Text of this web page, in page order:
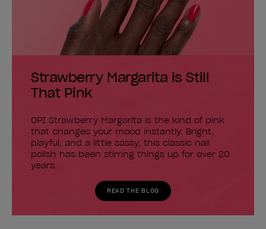
Strawberry Margarita is Still
That Pink
OPI Strawberry Margarita is the kind of pink
that changes your mood instantly. Bright,
playful, and a little sassy, this classic nail
polish has been stirring things up for over 20
years.
READ THE BLOG